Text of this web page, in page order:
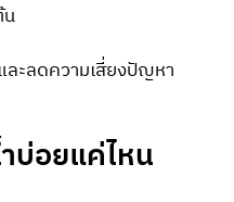
ละลดความเสี่ยงปัญหา
บ่อยแค่ไหน